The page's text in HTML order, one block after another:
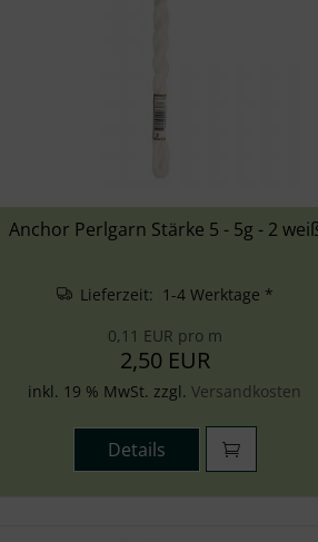
Anchor Perlgarn Stärke 5 - 5g - 2
Lieferzeit: 1-4 Werktage *
0,11 EUR pro m
2,50 EUR
inkl. 19 % MwSt. zzgl.Versandkosten
Details